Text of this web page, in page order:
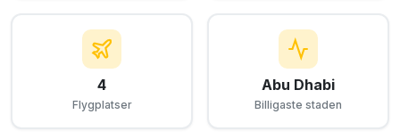
4
Flygplatser
Abu Dhabi
Billigaste staden